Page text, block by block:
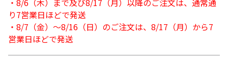
・8/6（木）まで及び8/17（月）以降のご注文は、通常通
り7営業日ほどで発送
・8/7（金）～8/16（日）のご注文は、8/17（月）から7
営業日ほどで発送